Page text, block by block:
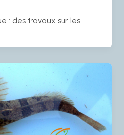
: des travaux sur les